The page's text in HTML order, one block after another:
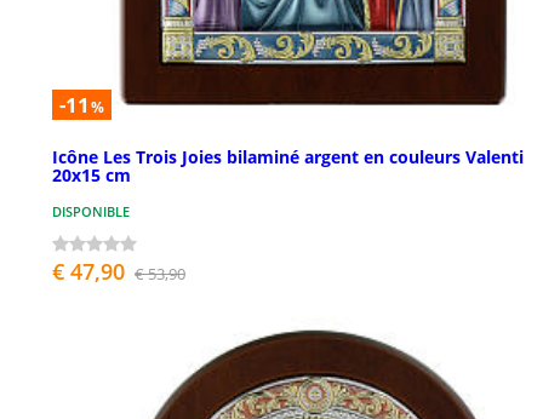
-11 %
Icône Les Trois Joies bilaminé argent en couleurs Valenti
20x15 cm
DISPONIBLE
€ 47,90 € 53,90